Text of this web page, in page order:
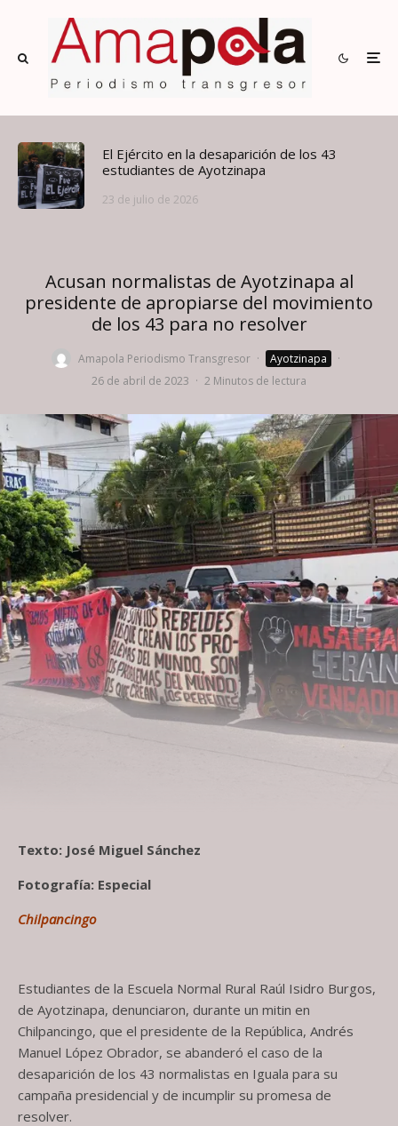
El Ejército en la desaparición de los 43
estudiantes de Ayotzinapa
23 de julio de 2026
Acusan normalistas de Ayotzinapa al
presidente de apropiarse del movimiento
de los 43 para no resolver
Amapola Periodismo Transgresor · Ayotzinapa
·
26 de abril de 2023 · 2 Minutos de lectura
Texto: José Miguel Sánchez
Fotografía: Especial
Chilpancingo
Estudiantes de la Escuela Normal Rural Raúl Isidro Burgos,
de Ayotzinapa, denunciaron, durante un mitin en
Chilpancingo, que el presidente de la República, Andrés
Manuel López Obrador, se abanderó el caso de la
desaparición de los 43 normalistas en Iguala para su
campaña presidencial y de incumplir su promesa de
resolver.